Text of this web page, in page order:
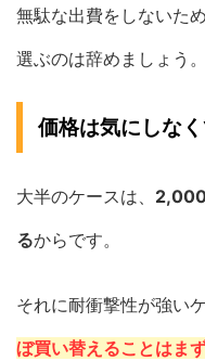
無駄な出費をしないた
選ぶのは辞めましょう。
価格は気にしな
大半のケースは、
るからです。
それに耐衝撃性が強い
ぼ買い替えることはま